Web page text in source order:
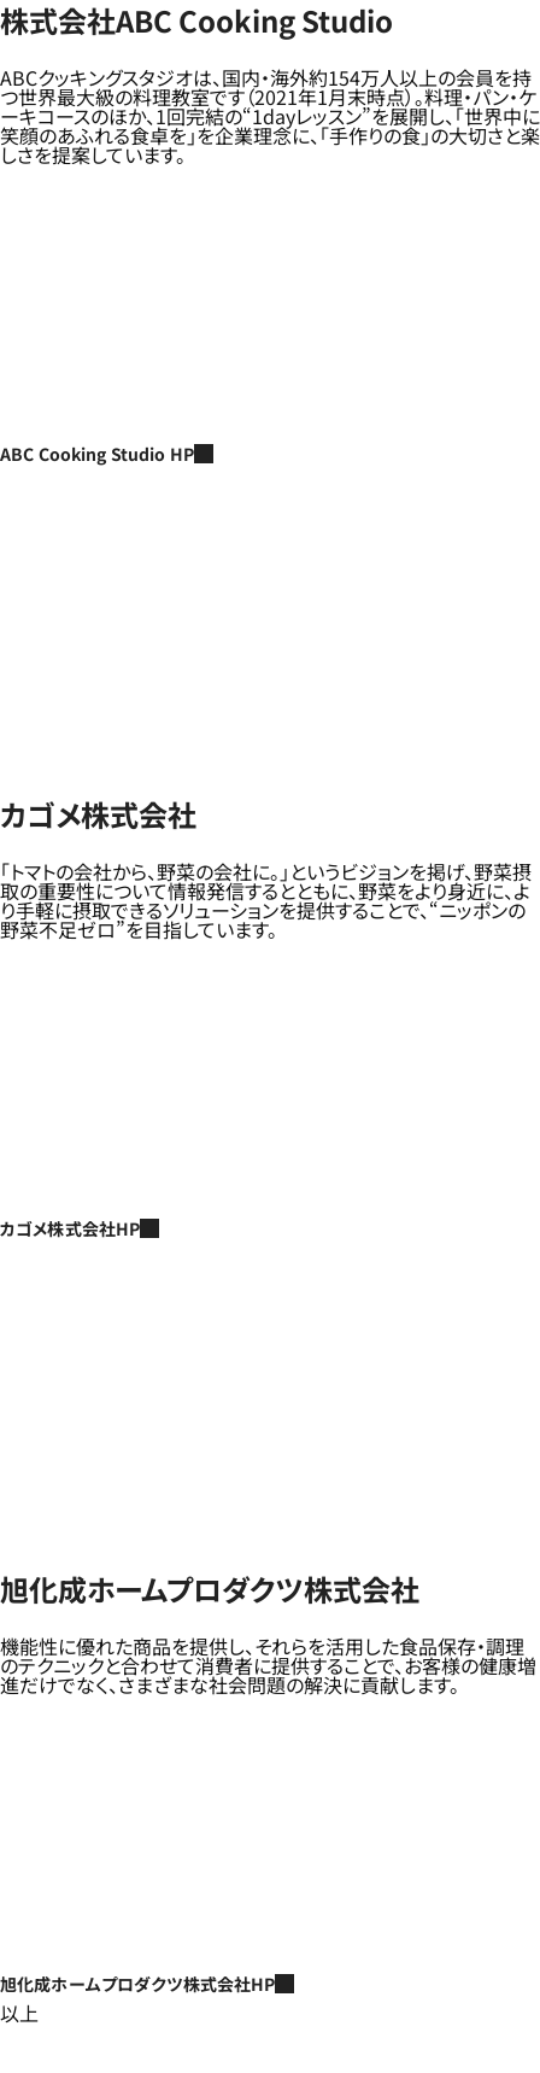
株式会社ABC Cooking Studio
ABCクッキングスタジオは、国内・海外約154万人以上の会員を持
つ世界最大級の料理教室です（2021年1月末時点）。料理・パン・ケ
ーキコースのほか、1回完結の“1dayレッスン”を展開し、「世界中に
笑顔のあふれる食卓を」を企業理念に、「手作りの食」の大切さと楽
しさを提案しています。
ABC Cooking Studio HP
カゴメ株式会社
「トマトの会社から、野菜の会社に。」というビジョンを掲げ、野菜摂
取の重要性について情報発信するとともに、野菜をより身近に、よ
り手軽に摂取できるソリューションを提供することで、“ニッポンの
野菜不足ゼロ”を目指しています。
カゴメ株式会社HP
旭化成ホームプロダクツ株式会社
機能性に優れた商品を提供し、それらを活用した食品保存・調理
のテクニックと合わせて消費者に提供することで、お客様の健康増
進だけでなく、さまざまな社会問題の解決に貢献します。
旭化成ホームプロダクツ株式会社HP
以上